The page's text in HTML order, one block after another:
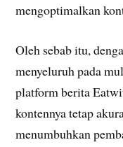
mengoptimalkan
Oleh sebab itu,
menyeluruh pada
platform berita
kontennya tetap
menumbuhkan